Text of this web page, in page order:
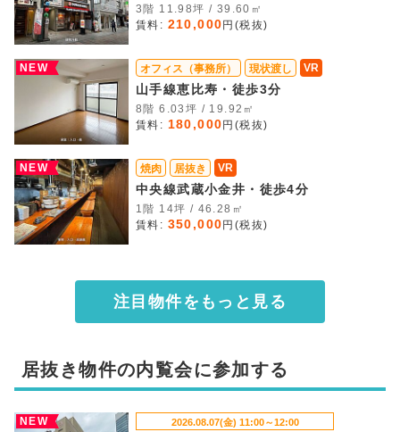
3階 11.98坪 / 39.60㎡
賃料: 210,000 円(税抜)
NEW オフィス（事務所） 現状渡し VR
山手線恵比寿・徒歩3分
8階 6.03坪 / 19.92㎡
賃料: 180,000 円(税抜)
NEW 焼肉 居抜き VR
中央線武蔵小金井・徒歩4分
1階 14坪 / 46.28㎡
賃料: 350,000 円(税抜)
注目物件をもっと見る
居抜き物件の内覧会に参加する
NEW 2026.08.07(金) 11:00～12:00